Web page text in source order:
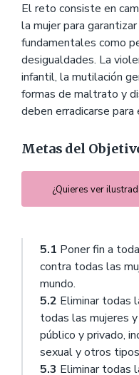
El reto consiste en
la mujer para
fundamentales como
desigualdades. La
infantil, la mutilación
formas de maltrato y
deben erradicarse
Metas del
¿Quieres ver
5.1 Poner fin a
contra todas las
mundo.
5.2 Eliminar todas
todas las mujeres
público y privado,
sexual y otros
5.3 Eliminar todas